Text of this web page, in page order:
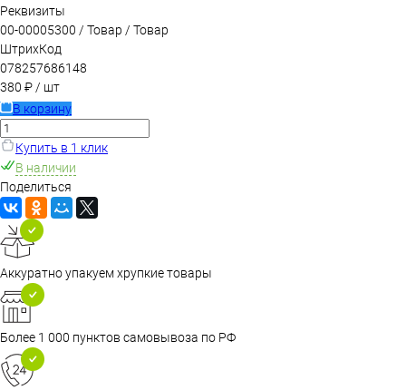
Реквизиты
00-00005300 / Товар / Товар
ШтрихКод
078257686148
380 ₽ / шт
В корзину
Купить в 1 клик
В наличии
Поделиться
Аккуратно упакуем хрупкие товары
Более 1 000 пунктов самовывоза по РФ